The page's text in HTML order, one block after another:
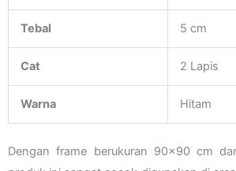
Tebal 5 cm
Cat 2 Lapis
Warna Hitam
Dengan frame berukuran 90×90 cm